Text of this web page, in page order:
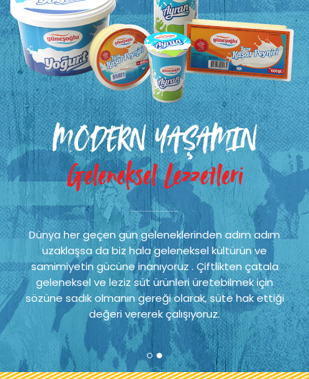
MODERN YAŞAMIN
Geleneksel Lezzetleri
Dünya her geçen gün geleneklerinden adım adım
uzaklaşsa da biz hala geleneksel kültürün ve
samimiyetin gücüne inanıyoruz . Çiftlikten çatala
geleneksel ve leziz süt ürünleri üretebilmek için
sözüne sadık olmanın gereği olarak, süte hak ettiği
değeri vererek çalışıyoruz.